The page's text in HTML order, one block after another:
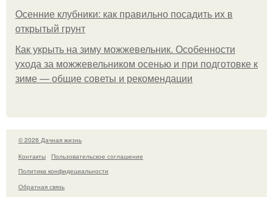
Осенние клубники: как правильно посадить их в
открытый грунт
Как укрыть на зиму можжевельник. Особенности
ухода за можжевельником осенью и при подготовке к
зиме — общие советы и рекомендации
© 2026 Дачная жизнь
Контакты
Пользовательское соглашение
Политика конфидециальности
Обратная связь